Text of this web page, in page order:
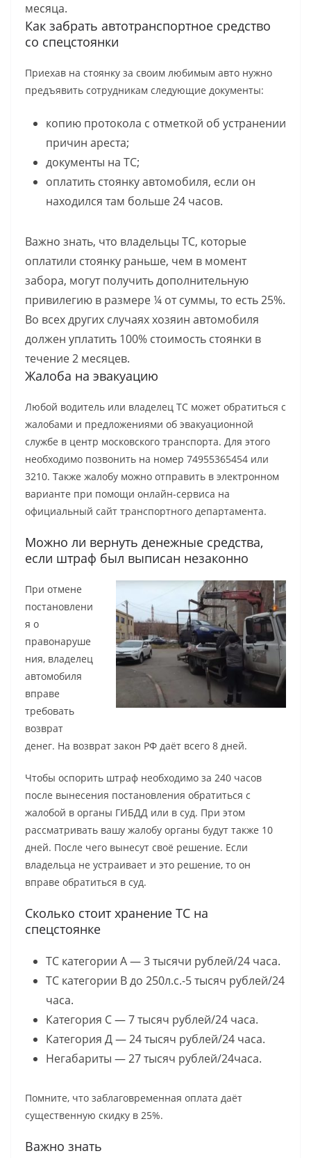
месяца.
Как забрать автотранспортное средство
со спецстоянки
Приехав на стоянку за своим любимым авто нужно
предъявить сотрудникам следующие документы:
копию протокола с отметкой об устранении
причин ареста;
документы на ТС;
оплатить стоянку автомобиля, если он
находился там больше 24 часов.
Важно знать, что владельцы ТС, которые
оплатили стоянку раньше, чем в момент
забора, могут получить дополнительную
привилегию в размере ¼ от суммы, то есть 25%.
Во всех других случаях хозяин автомобиля
должен уплатить 100% стоимость стоянки в
течение 2 месяцев.
Жалоба на эвакуацию
Любой водитель или владелец ТС может обратиться с
жалобами и предложениями об эвакуационной
службе в центр московского транспорта. Для этого
необходимо позвонить на номер 74955365454 или
3210. Также жалобу можно отправить в электронном
варианте при помощи онлайн-сервиса на
официальный сайт транспортного департамента.
Можно ли вернуть денежные средства,
если штраф был выписан незаконно
При отмене
постановлени
я о
правонаруше
ния, владелец
автомобиля
вправе
требовать
возврат
денег. На возврат закон РФ даёт всего 8 дней.
Чтобы оспорить штраф необходимо за 240 часов
после вынесения постановления обратиться с
жалобой в органы ГИБДД или в суд. При этом
рассматривать вашу жалобу органы будут также 10
дней. После чего вынесут своё решение. Если
владельца не устраивает и это решение, то он
вправе обратиться в суд.
Сколько стоит хранение ТС на
спецстоянке
ТС категории А — 3 тысячи рублей/24 часа.
ТС категории В до 250л.с.-5 тысяч рублей/24
часа.
Категория С — 7 тысяч рублей/24 часа.
Категория Д — 24 тысяч рублей/24 часа.
Негабариты — 27 тысяч рублей/24часа.
Помните, что заблаговременная оплата даёт
существенную скидку в 25%.
Важно знать